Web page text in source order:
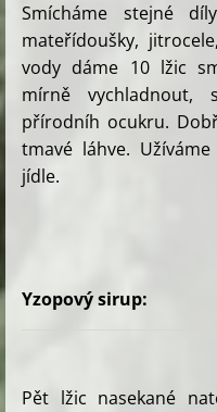
Smícháme stejné
mateřídoušky,
vody dáme 10 lžic
mírně
přírodníh ocukru.
tmavé láhve.
jídle.
Yzopový sirup:
Pět lžic nasekané